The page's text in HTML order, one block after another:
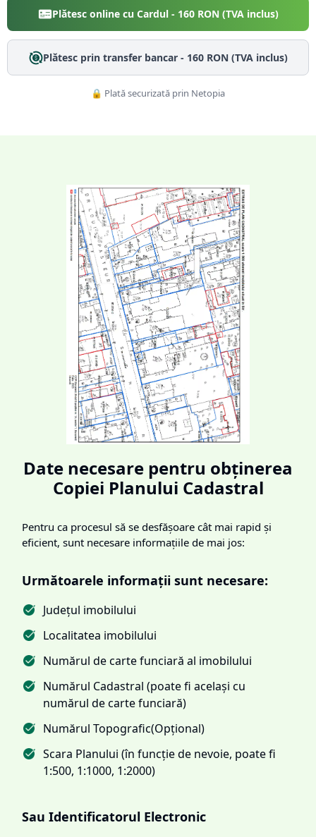
Plătesc online cu Cardul - 160RON (TVA inclus)
Plătesc prin transfer bancar - 160RON (TVA inclus)
🔒 Plată securizată prin Netopia
Date necesare pentru obținerea
Copiei Planului Cadastral
Pentru ca procesul să se desfășoare cât mai rapid și
eficient, sunt necesare informațiile de mai jos:
Următoarele informații sunt necesare:
Județul imobilului
Localitatea imobilului
Numărul de carte funciară al imobilului
Numărul Cadastral (poate fi același cu
numărul de carte funciară)
Numărul Topografic(Opțional)
Scara Planului (în funcție de nevoie, poate fi
1:500, 1:1000, 1:2000)
Sau Identificatorul Electronic